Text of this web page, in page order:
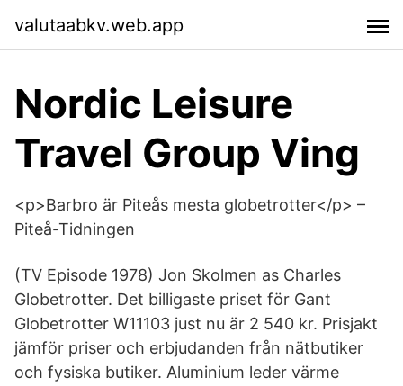
valutaabkv.web.app
Nordic Leisure
Travel Group Ving
<p>Barbro är Piteås mesta globetrotter</p> –
Piteå-Tidningen
(TV Episode 1978) Jon Skolmen as Charles
Globetrotter. Det billigaste priset för Gant
Globetrotter W11103 just nu är 2 540 kr. Prisjakt
jämför priser och erbjudanden från nätbutiker
och fysiska butiker. Aluminium leder värme